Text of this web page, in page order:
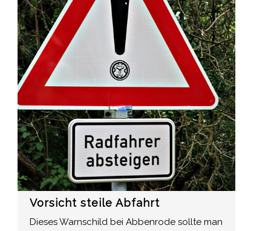
Vorsicht steile Abfahrt
Dieses Warnschild bei Abbenrode sollte man